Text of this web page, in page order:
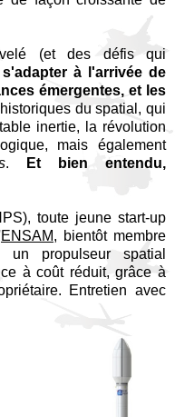
(et des défis qui
à l'arrivée de
émergentes, et les
du spatial, qui
inertie, la révolution
mais également
.
Et bien entendu,
toute jeune start-up
ENSAM, bientôt membre
un propulseur spatial
à coût réduit, grâce à
Entretien avec